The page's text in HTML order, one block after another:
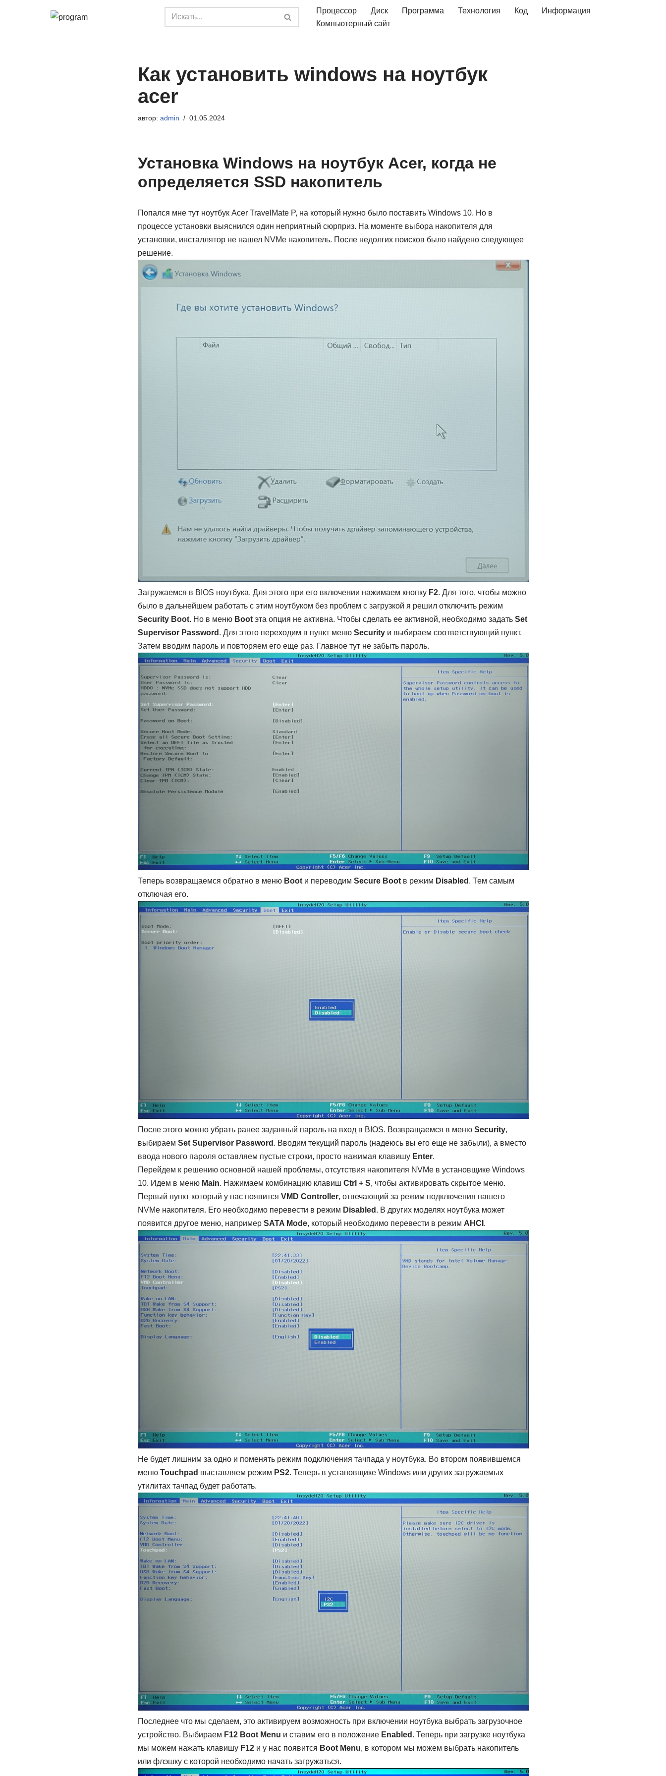
Процессор Диск Программа Технология Код
Информация
Компьютерный сайт
Как установить windows на ноутбук
acer
автор: admin 01.05.2024
Установка Windows на ноутбук Acer, когда не
определяется SSD накопитель
Попался мне тут ноутбук Acer TravelMate P, на который нужно было поставить Windows 10. Но в
процессе установки выяснился один неприятный сюрприз. На моменте выбора накопителя для
установки, инсталлятор не нашел NVMe накопитель. После недолгих поисков было найдено следующее
решение.
Загружаемся в BIOS ноутбука. Для этого при его включении нажимаем кнопку F2. Для того, чтобы можно
было в дальнейшем работать с этим ноутбуком без проблем с загрузкой я решил отключить режим
Security Boot. Но в меню Bootэта опция не активна. Чтобы сделать ее активной, необходимо задать Set
Supervisor Password . Для этого переходим в пункт меню Securityи выбираем соответствующий пункт.
Затем вводим пароль и повторяем его еще раз. Главное тут не забыть пароль.
Теперь возвращаемся обратно в меню Bootи переводим Secure Bootв режим Disabled . Тем самым
отключая его.
После этого можно убрать ранее заданный пароль на вход в BIOS. Возвращаемся в меню Security,
выбираем Set Supervisor Password . Вводим текущий пароль (надеюсь вы его еще не забыли), а вместо
ввода нового пароля оставляем пустые строки, просто нажимая клавишу Enter.
Перейдем к решению основной нашей проблемы, отсутствия накопителя NVMe в установщике Windows
10. Идем в меню Main. Нажимаем комбинацию клавиш Ctrl + S, чтобы активировать скрытое меню.
Первый пункт который у нас появится VMD Controller, отвечающий за режим подключения нашего
NVMe накопителя. Его необходимо перевести в режим Disabled . В других моделях ноутбука может
появится другое меню, например SATA Mode, который необходимо перевести в режим AHCI .
Не будет лишним за одно и поменять режим подключения тачпада у ноутбука. Во втором появившемся
меню Touchpad выставляем режим PS2. Теперь в установщике Windows или других загружаемых
утилитах тачпад будет работать.
Последнее что мы сделаем, это активируем возможность при включении ноутбука выбрать загрузочное
устройство. Выбираем F12 Boot Menu и ставим его в положение Enabled . Теперь при загрузке ноутбука
мы можем нажать клавишу F12и у нас появится Boot Menu, в котором мы можем выбрать накопитель
или флэшку с которой необходимо начать загружаться.